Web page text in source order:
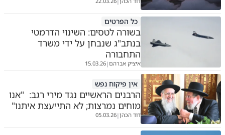
כל הפרטים
בשורה לטסים: השינוי הדרמטי
בנתב"ג שנבחן על ידי משרד
התחבורה
איציק אברהם|
15.03.26
אין פיקוח נפש
הרבנים הראשיים נגד מירי רגב: "אנו
מוחים נמרצות; לא התייעצת איתנו"
דוד הכהן|
05.03.26